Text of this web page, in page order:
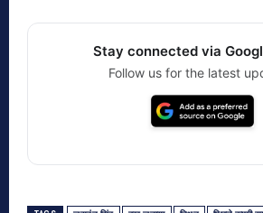
Stay connected via
Follow us for the latest